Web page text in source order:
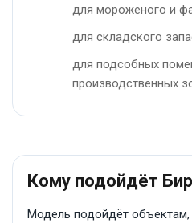
для мороженого и
для складского
для подсобных
производственных
Кому подойдёт
Модель подойдёт объектам,